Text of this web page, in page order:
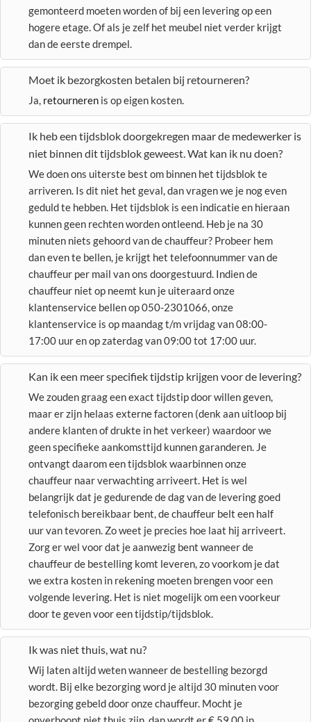
gemonteerd moeten worden of bij een levering op een
hogere etage. Of als je zelf het meubel niet verder krijgt
dan de eerste drempel.
Moet ik bezorgkosten betalen bij retourneren?
Ja, retourneren is op eigen kosten.
Ik heb een tijdsblok doorgekregen maar de medewerker is
niet binnen dit tijdsblok geweest. Wat kan ik nu doen?
We doen ons uiterste best om binnen het tijdsblok te
arriveren. Is dit niet het geval, dan vragen we je nog even
geduld te hebben. Het tijdsblok is een indicatie en hieraan
kunnen geen rechten worden ontleend. Heb je na 30
minuten niets gehoord van de chauffeur? Probeer hem
dan even te bellen, je krijgt het telefoonnummer van de
chauffeur per mail van ons doorgestuurd. Indien de
chauffeur niet op neemt kun je uiteraard onze
klantenservice bellen op 050-2301066, onze
klantenservice is op maandag t/m vrijdag van 08:00-
17:00 uur en op zaterdag van 09:00 tot 17:00 uur.
Kan ik een meer specifiek tijdstip krijgen voor de levering?
We zouden graag een exact tijdstip door willen geven,
maar er zijn helaas externe factoren (denk aan uitloop bij
andere klanten of drukte in het verkeer) waardoor we
geen specifieke aankomsttijd kunnen garanderen. Je
ontvangt daarom een tijdsblok waarbinnen onze
chauffeur naar verwachting arriveert. Het is wel
belangrijk dat je gedurende de dag van de levering goed
telefonisch bereikbaar bent, de chauffeur belt een half
uur van tevoren. Zo weet je precies hoe laat hij arriveert.
Zorg er wel voor dat je aanwezig bent wanneer de
chauffeur de bestelling komt leveren, zo voorkom je dat
we extra kosten in rekening moeten brengen voor een
volgende levering. Het is niet mogelijk om een voorkeur
door te geven voor een tijdstip/tijdsblok.
Ik was niet thuis, wat nu?
Wij laten altijd weten wanneer de bestelling bezorgd
wordt. Bij elke bezorging word je altijd 30 minuten voor
bezorging gebeld door onze chauffeur. Mocht je